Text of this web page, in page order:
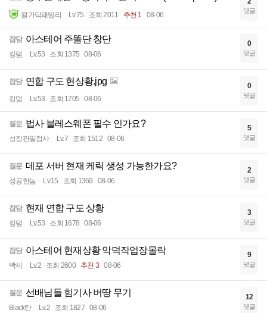
왈가닥패밀리 Lv.75 조회 2011 추천 1 08-06 댓글
잡담 아스테어 주똘단 창단
킹덤 Lv.53 조회 1375 08-06
0
댓글
잡담 연합 구도 현상황.jpg
킹덤 Lv.53 조회 1705 08-06
0
댓글
질문 법사 블레스웨폰 필수 인가요?
성장판일점사 Lv.7 조회 1512 08-06
5
댓글
질문 데포 서버 현재 케릭 생성 가능한가요?
성공한놈 Lv.15 조회 1369 08-06
2
댓글
잡담 현재 연합 구도 상황
킹덤 Lv.53 조회 1678 08-06
3
댓글
잡담 아스테어 현재상황 악덕작업장몰락
빡세 Lv.2 조회 2600 추천 3 08-06
9
댓글
질문 선배님들 힘기사 버땅 무기
Black탄 Lv.2 조회 1827 08-06
12
댓글